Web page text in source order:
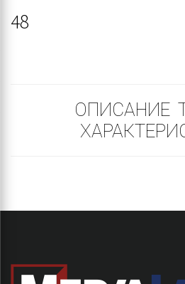
48
ОПИСАНИЕ